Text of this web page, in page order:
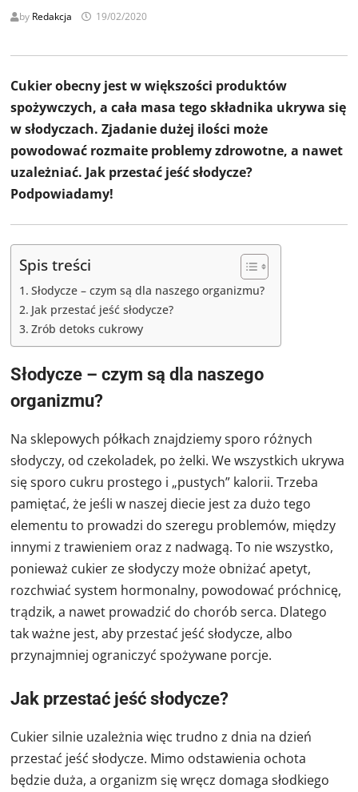
by Redakcja 19/02/2020
Cukier obecny jest w większości produktów
spożywczych, a cała masa tego składnika ukrywa się
w słodyczach. Zjadanie dużej ilości może
powodować rozmaite problemy zdrowotne, a nawet
uzależniać. Jak przestać jeść słodycze?
Podpowiadamy!
Spis treści
Słodycze – czym są dla naszego organizmu?
Jak przestać jeść słodycze?
Zrób detoks cukrowy
Słodycze – czym są dla naszego
organizmu?
Na sklepowych półkach znajdziemy sporo różnych
słodyczy, od czekoladek, po żelki. We wszystkich ukrywa
się sporo cukru prostego i „pustych” kalorii. Trzeba
pamiętać, że jeśli w naszej diecie jest za dużo tego
elementu to prowadzi do szeregu problemów, między
innymi z trawieniem oraz z nadwagą. To nie wszystko,
ponieważ cukier ze słodyczy może obniżać apetyt,
rozchwiać system hormonalny, powodować próchnicę,
trądzik, a nawet prowadzić do chorób serca. Dlatego
tak ważne jest, aby przestać jeść słodycze, albo
przynajmniej ograniczyć spożywane porcje.
Jak przestać jeść słodycze?
Cukier silnie uzależnia więc trudno z dnia na dzień
przestać jeść słodycze. Mimo odstawienia ochota
będzie duża, a organizm się wręcz domaga słodkiego